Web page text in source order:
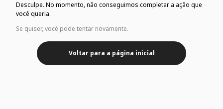
Desculpe. No momento, não conseguimos completar a ação que
você queria.
Se quiser, você pode tentar novamente.
Voltar para a página inicial